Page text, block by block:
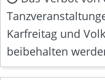
Karfreitag und
beibehalten